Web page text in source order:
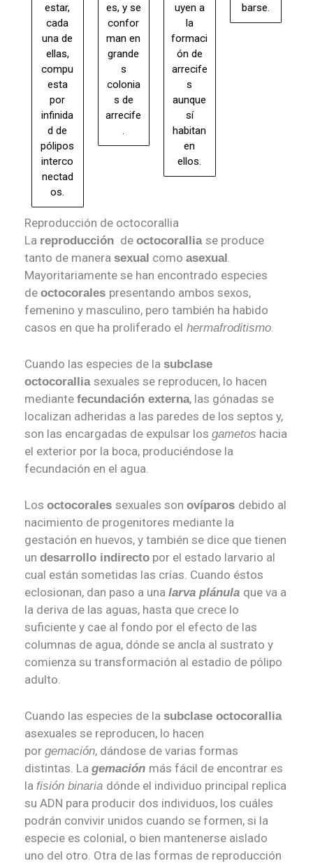
estar,
cada
una de
ellas,
compu
esta
por
infinida
d de
pólipos
interco
nectad
os.
es, y se
confor
man en
grande
s
colonia
s de
arrecife
.
uyen a
la
formaci
ón de
arrecife
s
aunque
sí
habitan
en
ellos.
barse.
Reproducción de octocorallia
La reproducción de octocorallia se produce
tanto de manera sexual como asexual
Mayoritariamente se han encontrado especies
de octocorales presentando ambos sexos,
femenino y masculino, pero también ha habido
casos en que ha proliferado el hermafroditismo
Cuando las especies de la subclase
octocorallia sexuales se reproducen, lo hacen
mediante fecundación externa, las gónadas se
localizan adheridas a las paredes de los septos y,
son las encargadas de expulsar los gametos hacia
el exterior por la boca, produciéndose la
fecundación en el agua.
Los octocorales sexuales son ovíparos debido al
nacimiento de progenitores mediante la
gestación en huevos, y también se dice que tienen
un desarrollo indirecto por el estado larvario al
cual están sometidas las crías. Cuando éstos
eclosionan, dan paso a una larva plánula que va a
la deriva de las aguas, hasta que crece lo
suficiente y cae al fondo por el efecto de las
columnas de agua, dónde se ancla al sustrato y
comienza su transformación al estadio de pólipo
adulto.
Cuando las especies de la subclase octocorallia
asexuales se reproducen, lo hacen
por gemación, dándose de varias formas
distintas. La gemación más fácil de encontrar es
la fisión binaria dónde el individuo principal replica
su ADN para producir dos individuos, los cuáles
podrán convivir unidos cuando se formen, si la
especie es colonial, o bien mantenerse aislado
uno del otro. Otra de las formas de reproducción